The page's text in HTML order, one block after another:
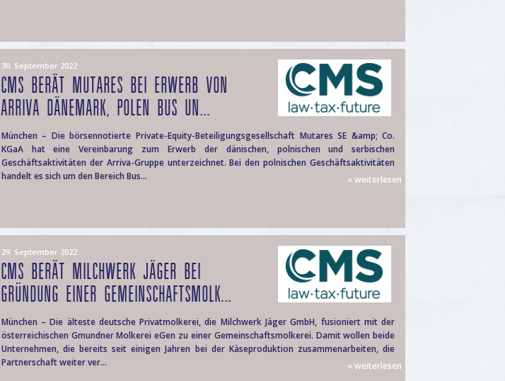
30. September 2022
CMS BERÄT MUTARES BEI ERWERB VON
ARRIVA DÄNEMARK, POLEN BUS UN...
München – Die börsennotierte Private-Equity-Beteiligungsgesellschaft Mutares SE &amp; Co.
KGaA hat eine Vereinbarung zum Erwerb der dänischen, polnischen und serbischen
Geschäftsaktivitäten der Arriva-Gruppe unterzeichnet. Bei den polnischen Geschäftsaktivitäten
handelt es sich um den Bereich Bus...
» weiterlesen
29. September 2022
CMS BERÄT MILCHWERK JÄGER BEI
GRÜNDUNG EINER GEMEINSCHAFTSMOLK...
München – Die älteste deutsche Privatmolkerei, die Milchwerk Jäger GmbH, fusioniert mit der
österreichischen Gmundner Molkerei eGen zu einer Gemeinschaftsmolkerei. Damit wollen beide
Unternehmen, die bereits seit einigen Jahren bei der Käseproduktion zusammenarbeiten, die
Partnerschaft weiter ver...
» weiterlesen